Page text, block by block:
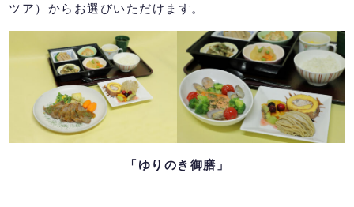
ツア）からお選びいただけます。
「ゆりのき御膳」